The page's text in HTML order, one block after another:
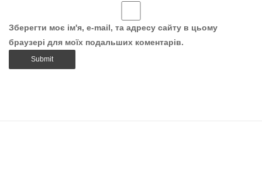
Зберегти моє ім'я, e-mail, та адресу сайту в цьому
браузері для моїх подальших коментарів.